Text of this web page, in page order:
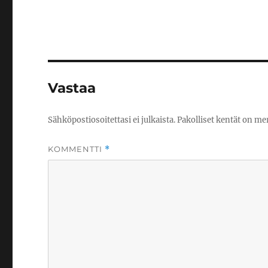
Vastaa
Sähköpostiosoitettasi ei julkaista.Pakolliset kentät on
KOMMENTTI *